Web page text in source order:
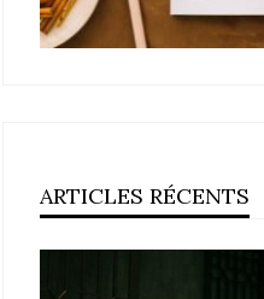
ARTICLES RÉCENTS